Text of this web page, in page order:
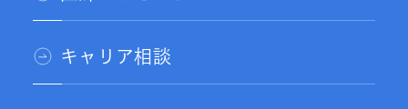
キャリア相談